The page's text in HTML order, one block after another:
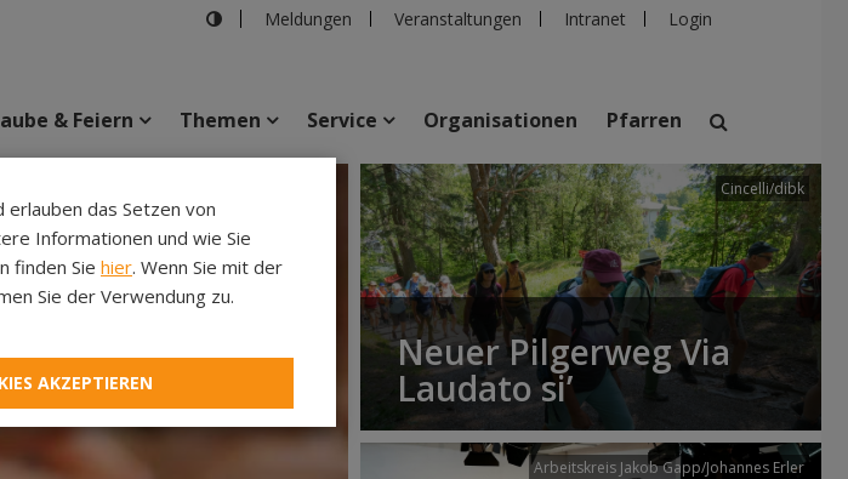
Meldungen Veranstaltungen Intranet Login
suchen
Veranstaltungen Personen Pfarren Einrichtungen
& Feiern Themen Service Organisationen Pfarren
Cincelli/dibk
Neuer Pilgerweg Via
Laudato si’
Arbeitskreis Jakob Gapp/Johannes Erler
erlauben das Setzen von
Informationen und wie Sie
finden Sie hier. Wenn Sie mit der
Sie der Verwendung zu.
AKZEPTIEREN